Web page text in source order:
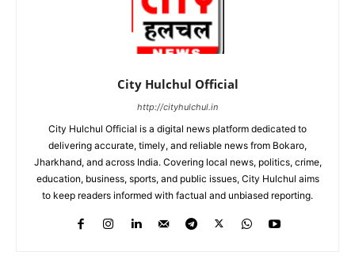
City Hulchul Official
http://cityhulchul.in
City Hulchul Official is a digital news platform dedicated to
delivering accurate, timely, and reliable news from Bokaro,
Jharkhand, and across India. Covering local news, politics, crime,
education, business, sports, and public issues, City Hulchul aims
to keep readers informed with factual and unbiased reporting.